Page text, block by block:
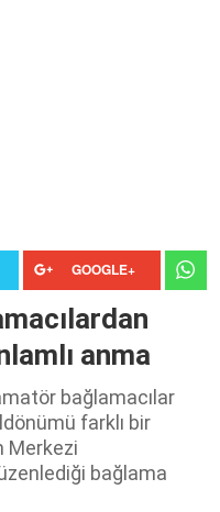
GOOGLE+
anma
bağlamacılar
farklı bir
Merkezi
bağlama